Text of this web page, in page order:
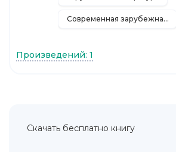
Современная зарубежная литература
Произведений: 1
Скачать бесплатно книгу